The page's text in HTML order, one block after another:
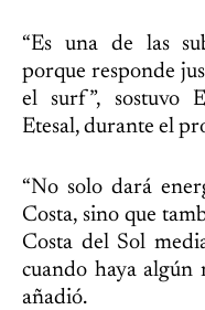
“Es una de las
porque responde
el surf”, sostuvo
Etesal, durante el
“No solo dará
Costa, sino que
Costa del Sol
cuando haya algún
añadió.